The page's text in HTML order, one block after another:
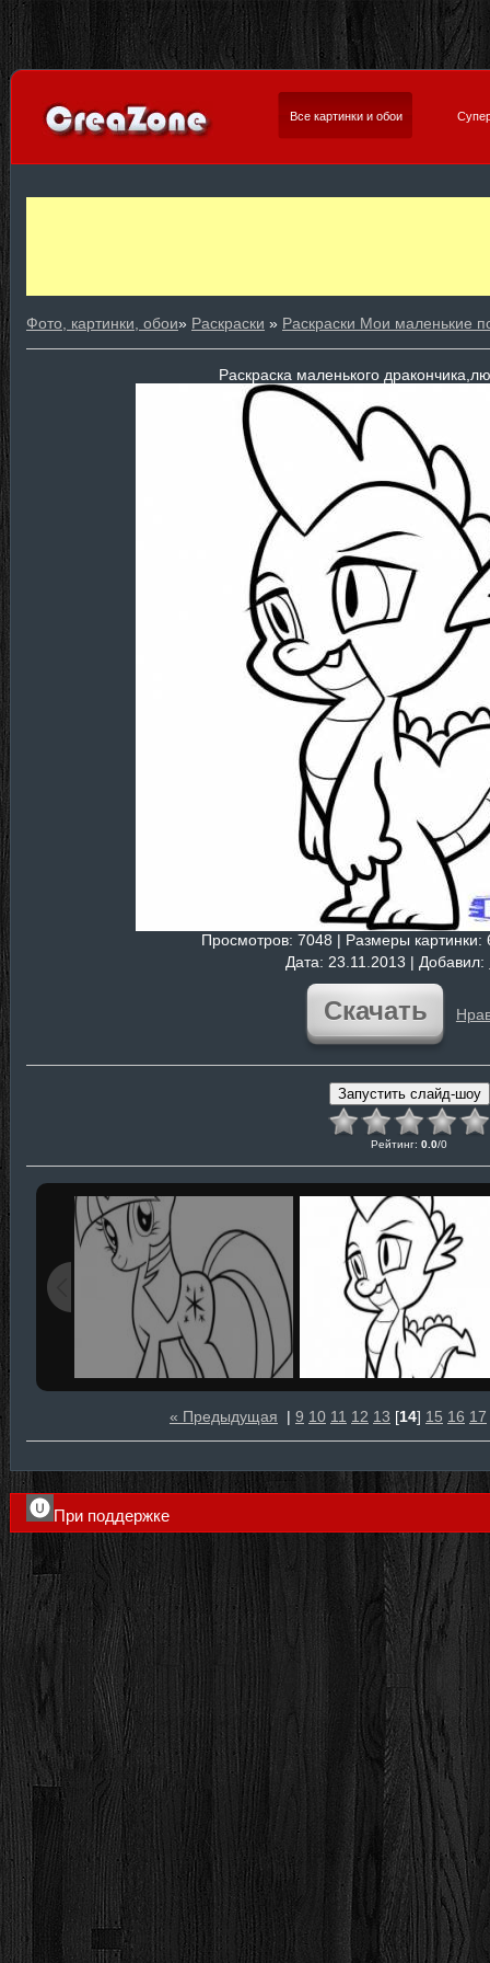
Все картинки и обои
Фото, картинки, обои» Раскраски » Раскраски Мои маленькие
Раскраска маленького
Просмотров: 7048 | Размеры картинки:
Дата: 23.11.2013 | Добавил:
Скачать
Рейтинг: 0.0/0
« Предыдущая | 9 10 11 12 13 [14] 15 16 17
При поддержке